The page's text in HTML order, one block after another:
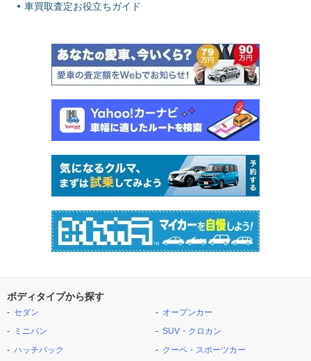
車買取査定お役立ちガイド
ボディタイプから探す
セダン
ミニバン
ハッチバック
オープンカー
SUV・クロカン
クーペ・スポーツカー